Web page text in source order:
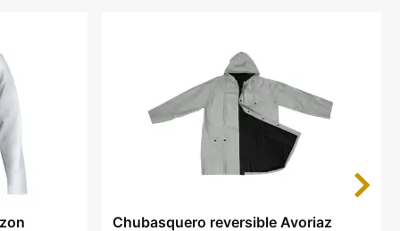
Chubasquero reversible Avoriaz
Next